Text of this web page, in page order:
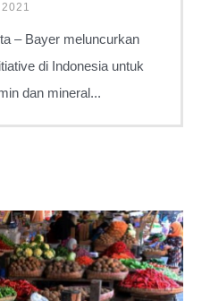
– Bayer meluncurkan
di Indonesia untuk
dan mineral...